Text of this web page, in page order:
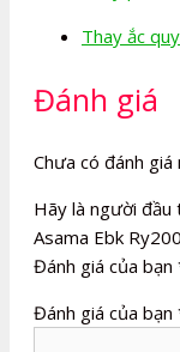
Thay ắc
Đánh giá
Chưa có đánh giá
Hãy là người đầu
Asama Ebk
Đánh giá của bạn
Đánh giá của bạn